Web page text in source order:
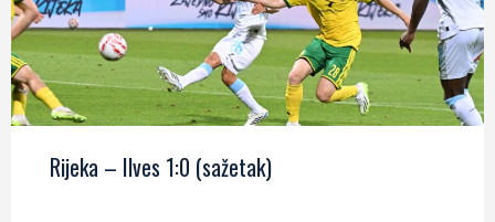
Rijeka – Ilves 1:0 (sažetak)